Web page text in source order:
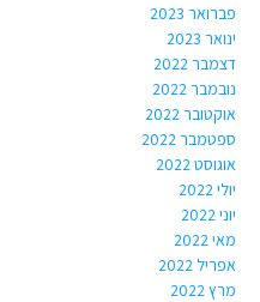
פברואר 2023
ינואר 2023
דצמבר 2022
נובמבר 2022
אוקטובר 2022
ספטמבר 2022
אוגוסט 2022
יולי 2022
יוני 2022
מאי 2022
אפריל 2022
מרץ 2022